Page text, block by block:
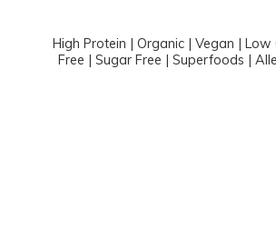
High Protein | Organic | Vegan | Low
Free | Sugar Free | Superfoods |